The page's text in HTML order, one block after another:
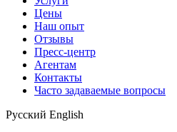
Цены
Наш опыт
Отзывы
Пресс-центр
Агентам
Контакты
Часто задаваемые вопросы
Русский English